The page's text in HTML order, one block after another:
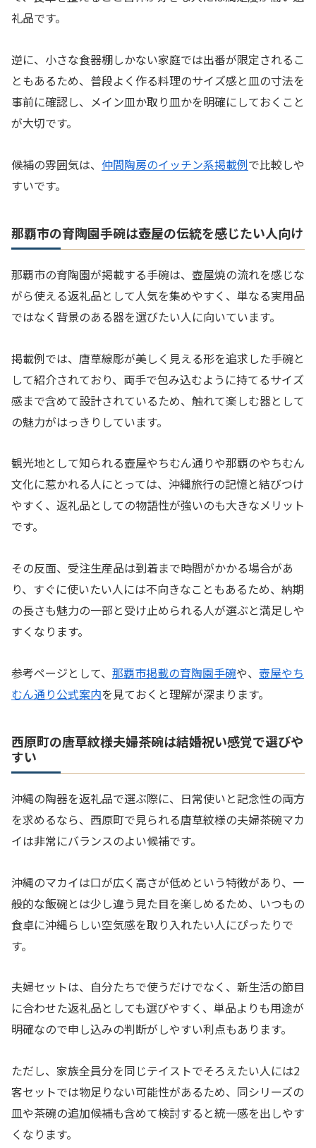
礼品です。
逆に、小さな食器棚しかない家庭では出番が限定されるこ
ともあるため、普段よく作る料理のサイズ感と皿の寸法を
事前に確認し、メイン皿か取り皿かを明確にしておくこと
が大切です。
候補の雰囲気は、 仲間陶房のイッチン系掲載例で比較しや
すいです。
那覇市の育陶園手碗は壺屋の伝統を感じたい人向け
那覇市の育陶園が掲載する手碗は、壺屋焼の流れを感じな
がら使える返礼品として人気を集めやすく、単なる実用品
ではなく背景のある器を選びたい人に向いています。
掲載例では、唐草線彫が美しく見える形を追求した手碗と
して紹介されており、両手で包み込むように持てるサイズ
感まで含めて設計されているため、触れて楽しむ器として
の魅力がはっきりしています。
観光地として知られる壺屋やちむん通りや那覇のやちむん
文化に惹かれる人にとっては、沖縄旅行の記憶と結びつけ
やすく、返礼品としての物語性が強いのも大きなメリット
です。
その反面、受注生産品は到着まで時間がかかる場合があ
り、すぐに使いたい人には不向きなこともあるため、納期
の長さも魅力の一部と受け止められる人が選ぶと満足しや
すくなります。
参考ページとして、 那覇市掲載の育陶園手碗や、 壺屋やち
むん通り公式案内を見ておくと理解が深まります。
西原町の唐草紋様夫婦茶碗は結婚祝い感覚で選びや
すい
沖縄の陶器を返礼品で選ぶ際に、日常使いと記念性の両方
を求めるなら、西原町で見られる唐草紋様の夫婦茶碗マカ
イは非常にバランスのよい候補です。
沖縄のマカイは口が広く高さが低めという特徴があり、一
般的な飯碗とは少し違う見た目を楽しめるため、いつもの
食卓に沖縄らしい空気感を取り入れたい人にぴったりで
す。
夫婦セットは、自分たちで使うだけでなく、新生活の節目
に合わせた返礼品としても選びやすく、単品よりも用途が
明確なので申し込みの判断がしやすい利点もあります。
ただし、家族全員分を同じテイストでそろえたい人には2
客セットでは物足りない可能性があるため、同シリーズの
皿や茶碗の追加候補も含めて検討すると統一感を出しやす
くなります。